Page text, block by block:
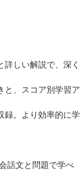
詳しい解説で、深く
と、スコア別学習ア
録。より効率的に学
話文と問題で学べ